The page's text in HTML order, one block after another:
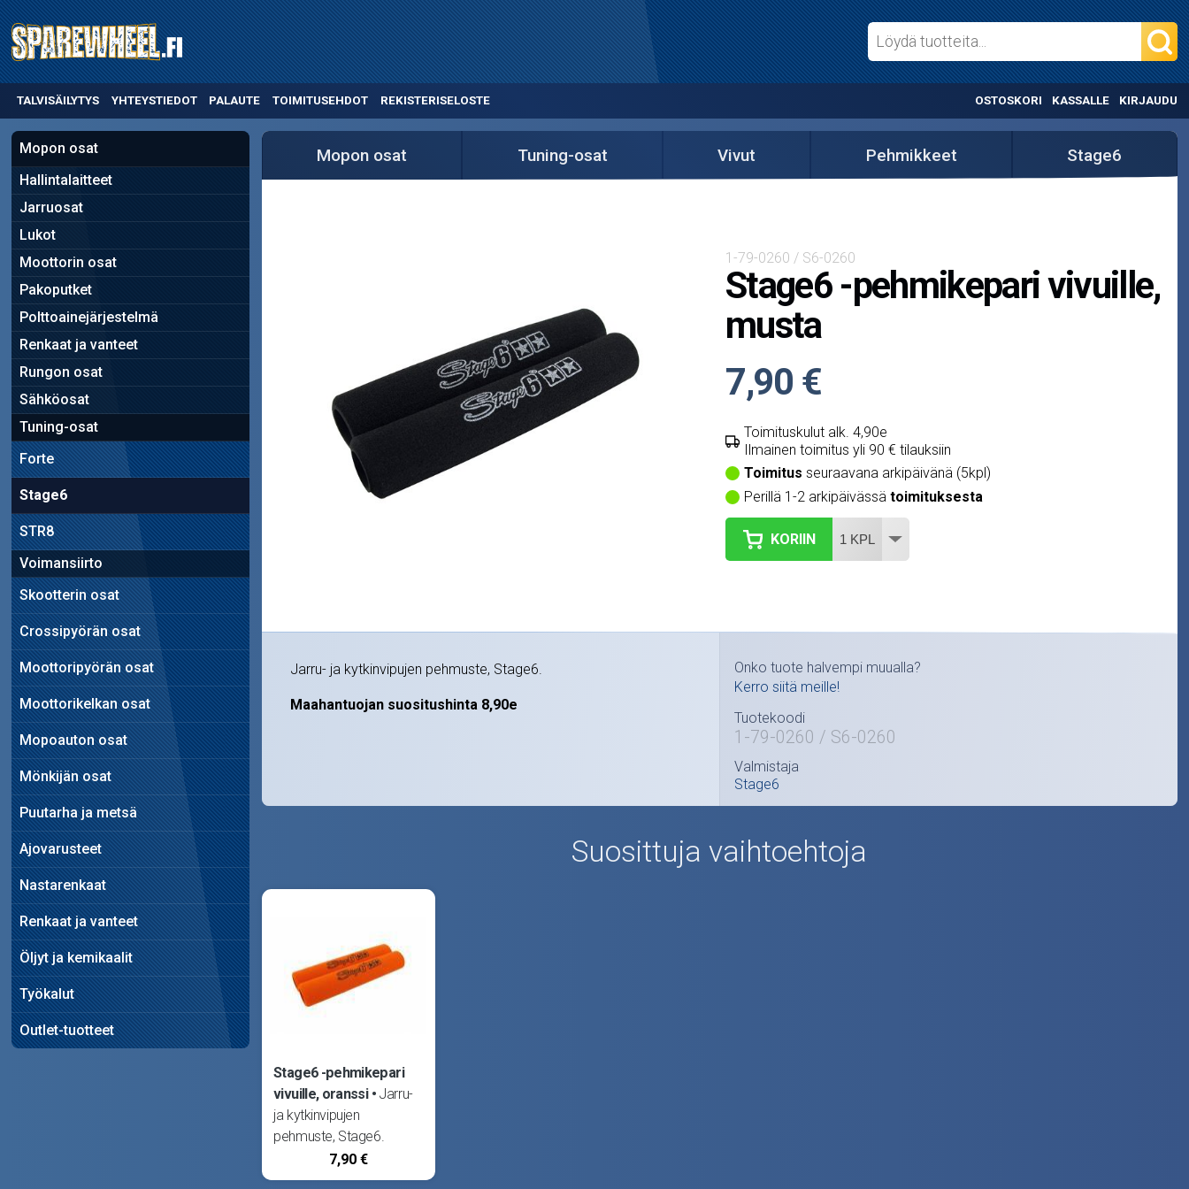
TALVISÄILYTYS YHTEYSTIEDOT PALAUTE TOIMITUSEHDOT REKISTERISELOSTE OSTOSKORI KASSALLE KIRJAUDU
Mopon osat
Hallintalaitteet
Jarruosat
Lukot
Moottorin osat
Pakoputket
Polttoainejärjestelmä
Renkaat ja vanteet
Rungon osat
Sähköosat
Tuning-osat
Forte
Stage6
STR8
Voimansiirto
Skootterin osat
Crossipyörän osat
Moottoripyörän osat
Moottorikelkan osat
Mopoauton osat
Mönkijän osat
Puutarha ja metsä
Ajovarusteet
Nastarenkaat
Renkaat ja vanteet
Öljyt ja kemikaalit
Työkalut
Outlet-tuotteet
Mopon osat Tuning-osat Vivut Pehmikkeet Stage6
1-79-0260 / S6-0260
Stage6 -pehmikepari vivuille,
musta
7,90 €
Toimituskulut alk. 4,90e
Ilmainen toimitus yli 90 € tilauksiin
Toimitus seuraavana arkipäivänä (5kpl)
Perillä 1-2 arkipäivässä toimituksesta
KORIIN
Jarru- ja kytkinvipujen pehmuste, Stage6.
Maahantuojan suositushinta 8,90e
Onko tuote halvempi muualla?
Kerro siitä meille!
Tuotekoodi
1-79-0260 / S6-0260
Valmistaja
Stage6
Suosittuja vaihtoehtoja
Stage6 -pehmikepari
vivuille, oranssi
Jarru-
ja kytkinvipujen
pehmuste, Stage6.
7,90 €